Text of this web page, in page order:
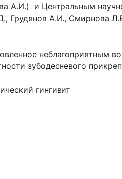
А.И.) и Центральным
Грудянов А.И., Смирнова
неблагоприятным
зубодесневого
гингивит